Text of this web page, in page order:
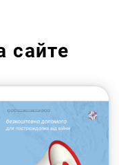
сайте